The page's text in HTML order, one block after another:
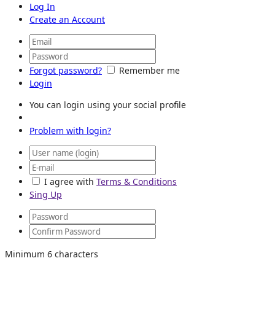
Log In
Create an Account
Forgot password?
Remember me
Login
You can login using your social profile
Problem with login?
I agree with Terms & Conditions
Sing Up
Minimum 6 characters